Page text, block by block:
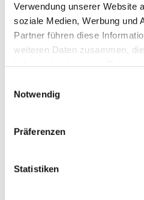
Verwendung unserer Website
soziale Medien, Werbung und
Partner führen diese
weiteren Daten zusammen,
Notwendig
Präferenzen
Statistiken